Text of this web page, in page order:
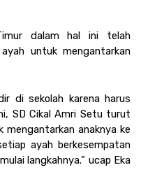
dalam hal ini telah
untuk mengantarkan
di sekolah karena harus
SD Cikal Amri Setu turut
anaknya ke
ayah berkesempatan
langkahnya.” ucap Eka